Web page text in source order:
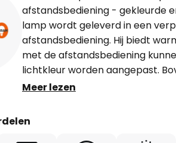
afstandsbediening - gekleurde
lamp wordt geleverd in een
afstandsbediening. Hij biedt
met de afstandsbediening
lichtkleur worden aangepast.
stappen worden gedimd en
Meer lezen